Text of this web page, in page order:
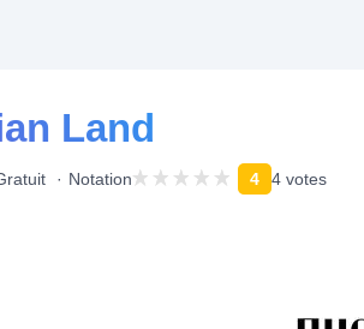
Land
Notation 4 4 votes